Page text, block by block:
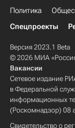
Политика
Спецпроекты
Версия 2023.1 Beta
© 2026 МИА
Вакансии
Сетевое издание
в Федеральной
информационных
(Роскомнадзор) 08
Свидетельство о